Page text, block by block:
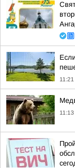
11:21
11:13